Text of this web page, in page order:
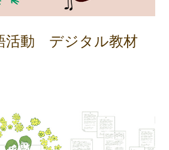
活動 デジタル教材